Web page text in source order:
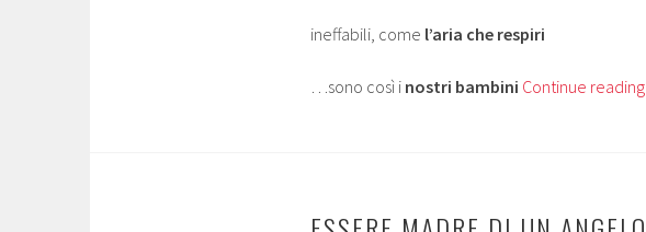
ineffabili, come l’aria che respiri
…sono così i nostri bambini Continue reading